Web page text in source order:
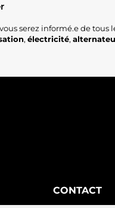
serez informé.e de tous
, électricité,
CONTACT